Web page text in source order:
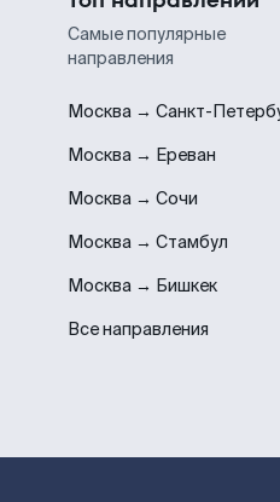
Самые популярные
направления
Москва → Санкт-
Москва → Ереван
Москва → Сочи
Москва → Стамбул
Москва → Бишкек
Все направления